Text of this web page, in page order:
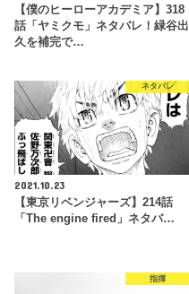
【僕のヒーローアカデミア】318
話「ヤミクモ」ネタバレ！緑谷出
久を補完で…
ネタバレ
2021.10.23
【東京リベンジャーズ】214話
「The engine fired」ネタバ…
指揮